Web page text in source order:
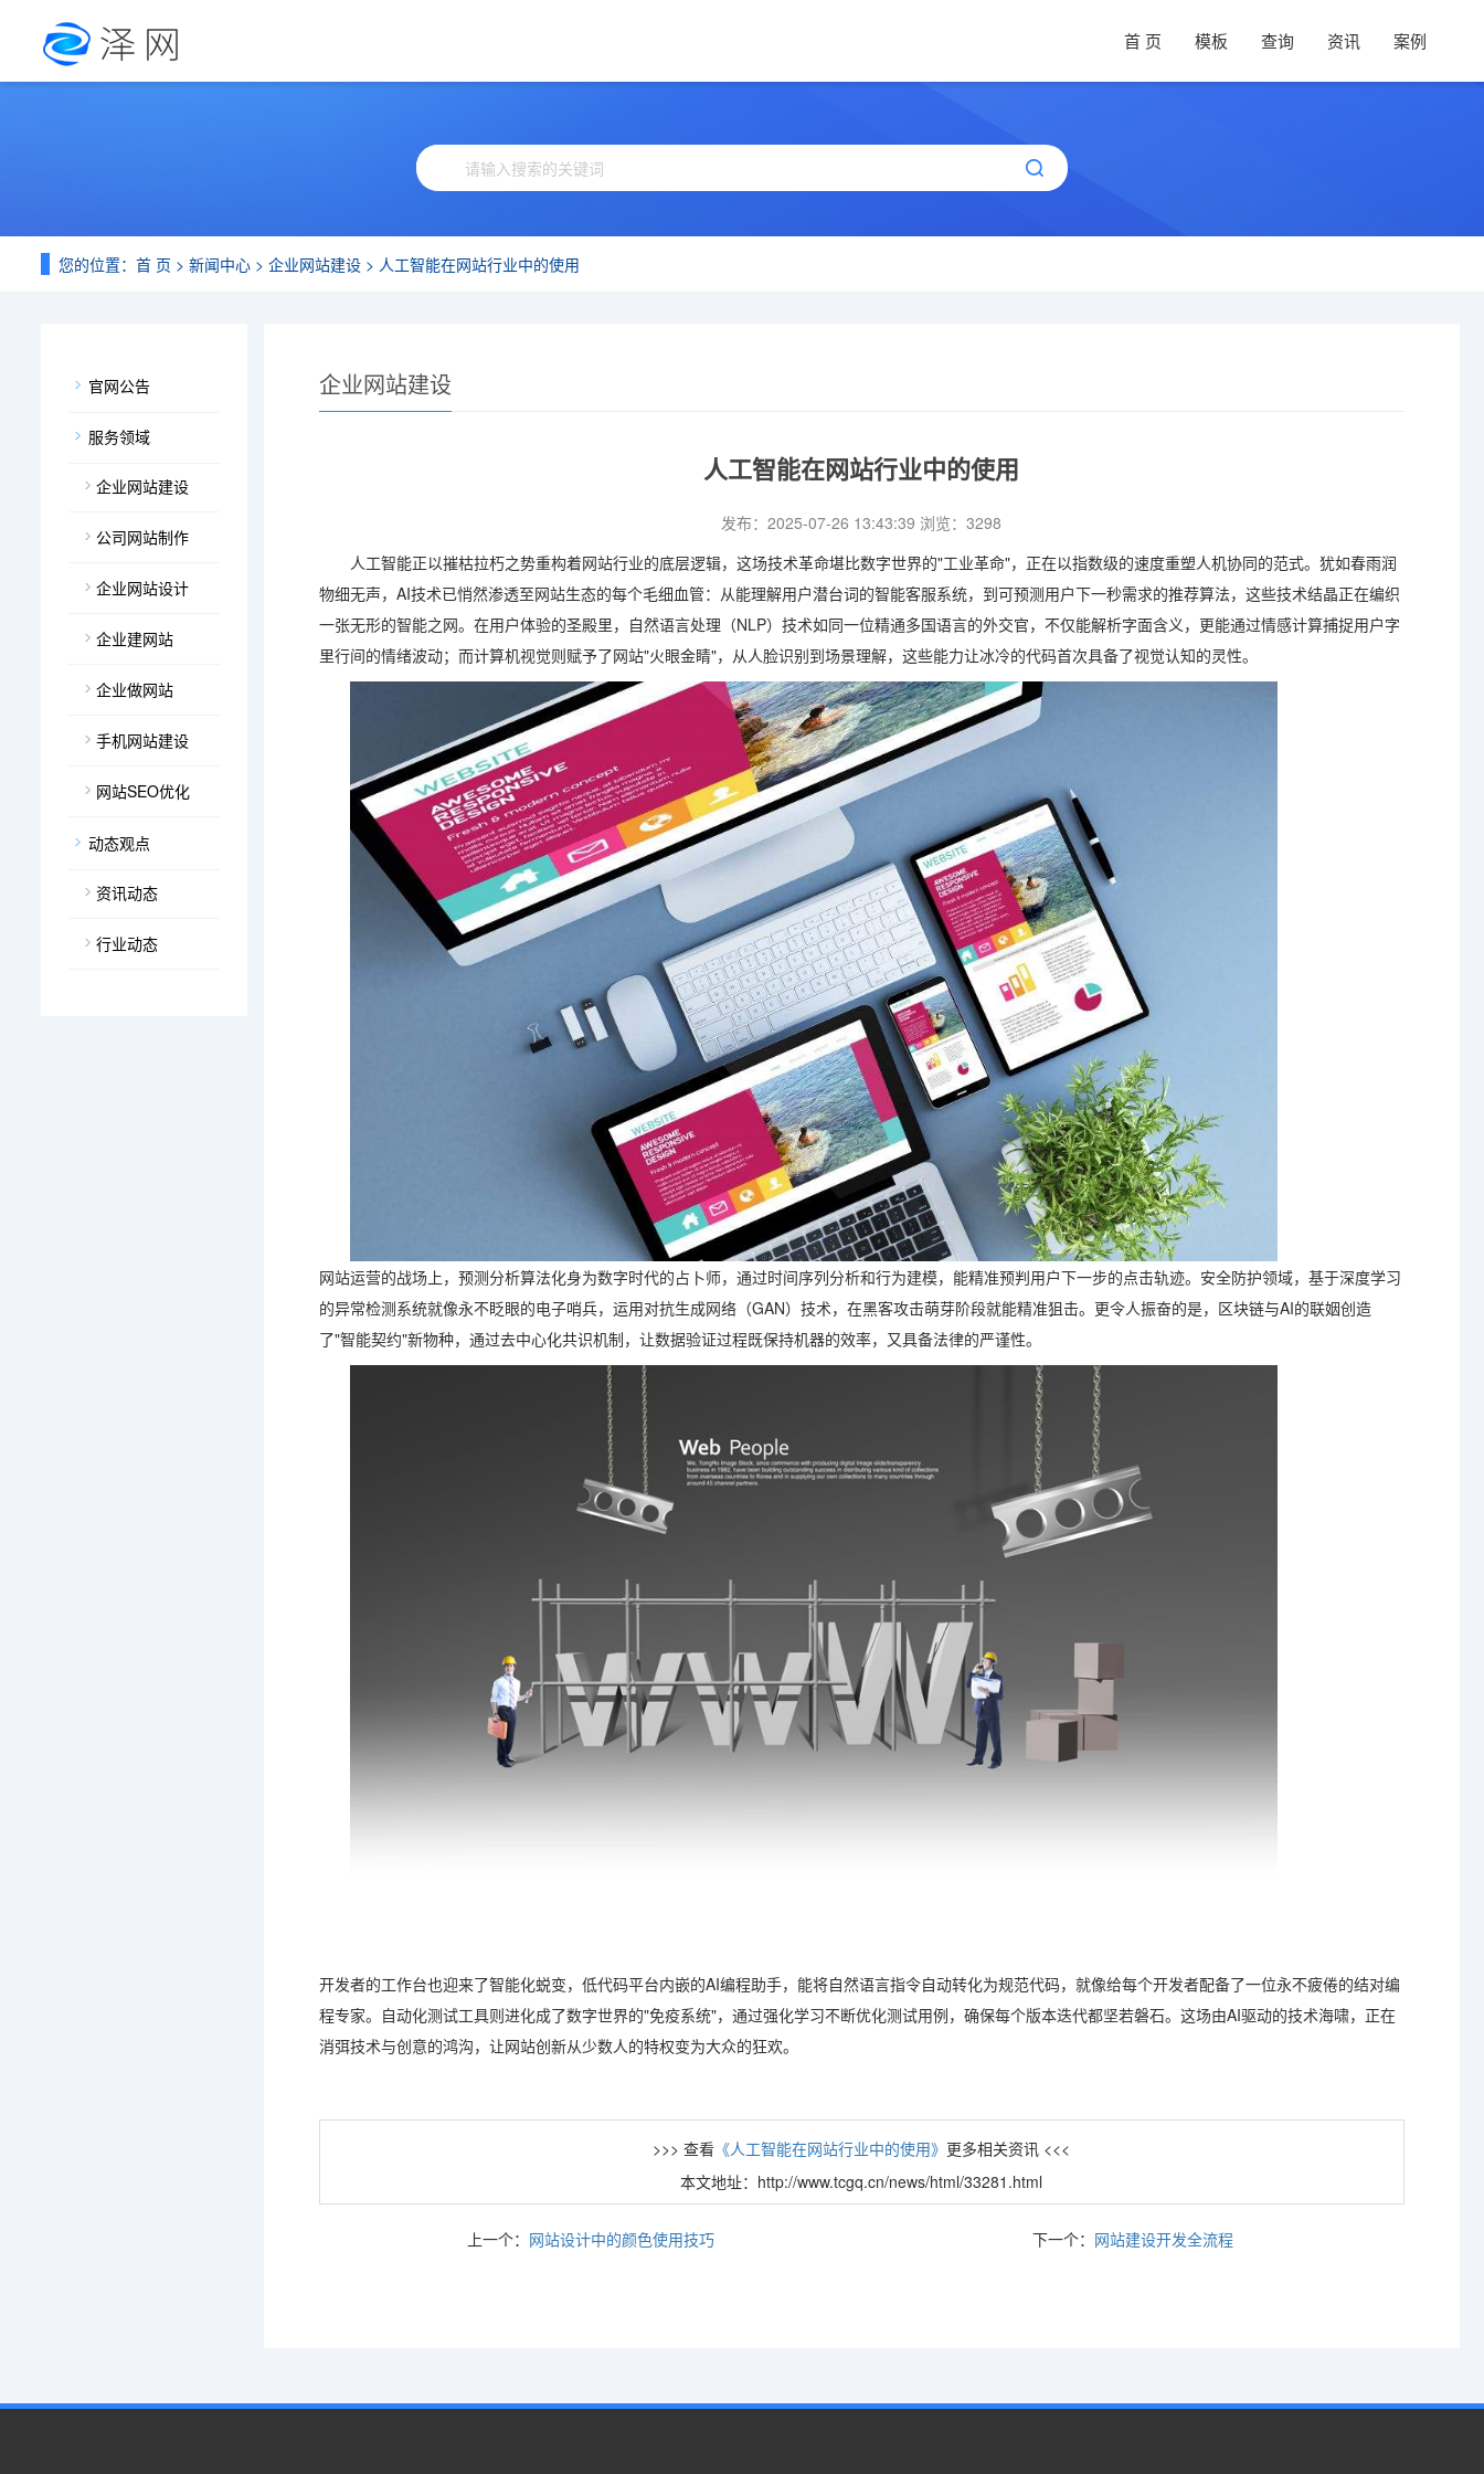
首 页 模板 查询 资讯 案例
您的位置： 首 页 > 新闻中心 > 企业网站建设 > 人工智能在网站行业中的使用
官网公告
服务领域
企业网站建设
公司网站制作
企业网站设计
企业建网站
企业做网站
手机网站建设
网站SEO优化
动态观点
资讯动态
行业动态
企业网站建设
人工智能在网站行业中的使用
发布：2025-07-26 13:43:39 浏览：3298
人工智能正以摧枯拉朽之势重构着网站行业的底层逻辑，这场技术革命堪比数字世界的"工业革命"，正在以指数级的速度重塑人机协同的范式。犹如春雨润
物细无声，AI技术已悄然渗透至网站生态的每个毛细血管：从能理解用户潜台词的智能客服系统，到可预测用户下一秒需求的推荐算法，这些技术结晶正在编织
一张无形的智能之网。在用户体验的圣殿里，自然语言处理（NLP）技术如同一位精通多国语言的外交官，不仅能解析字面含义，更能通过情感计算捕捉用户字
里行间的情绪波动；而计算机视觉则赋予了网站"火眼金睛"，从人脸识别到场景理解，这些能力让冰冷的代码首次具备了视觉认知的灵性。
网站运营的战场上，预测分析算法化身为数字时代的占卜师，通过时间序列分析和行为建模，能精准预判用户下一步的点击轨迹。安全防护领域，基于深度学习
的异常检测系统就像永不眨眼的电子哨兵，运用对抗生成网络（GAN）技术，在黑客攻击萌芽阶段就能精准狙击。更令人振奋的是，区块链与AI的联姻创造
了"智能契约"新物种，通过去中心化共识机制，让数据验证过程既保持机器的效率，又具备法律的严谨性。
开发者的工作台也迎来了智能化蜕变，低代码平台内嵌的AI编程助手，能将自然语言指令自动转化为规范代码，就像给每个开发者配备了一位永不疲倦的结对编
程专家。自动化测试工具则进化成了数字世界的"免疫系统"，通过强化学习不断优化测试用例，确保每个版本迭代都坚若磐石。这场由AI驱动的技术海啸，正在
消弭技术与创意的鸿沟，让网站创新从少数人的特权变为大众的狂欢。
>>> 查看 《人工智能在网站行业中的使用》 更多相关资讯 <<<
本文地址：http://www.tcgq.cn/news/html/33281.html
上一个： 网站设计中的颜色使用技巧 下一个： 网站建设开发全流程